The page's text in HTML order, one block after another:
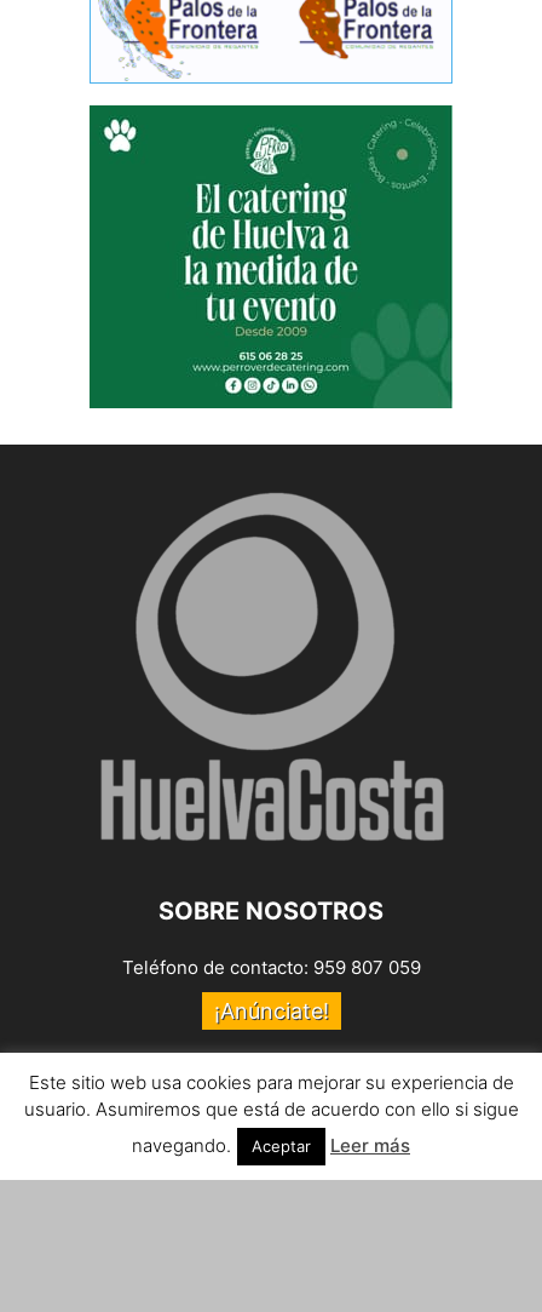
SOBRE NOSOTROS
Teléfono de contacto: 959 807 059
¡Anúnciate!
Envíanos tus notas de prensa a: prensa@huelvacosta.com
Contáctenos:info@huelvacosta.com
Este sitio web usa cookies para mejorar su experiencia de
usuario. Asumiremos que está de acuerdo con ello si sigue
navegando.
Aceptar Leer más